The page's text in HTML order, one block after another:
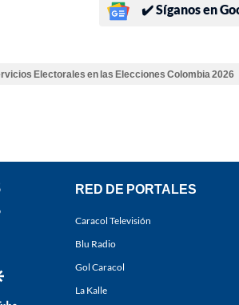
✔️ Síganos en
Electorales en las Elecciones Colombia 2026
google
RED DE PORTALES
Caracol Televisión
Blu Radio
Gol Caracol
La Kalle